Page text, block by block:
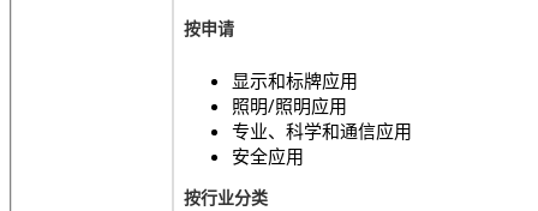
按申请
显示和标牌应用
照明/照明应用
专业、科学和通信应用
安全应用
按行业分类